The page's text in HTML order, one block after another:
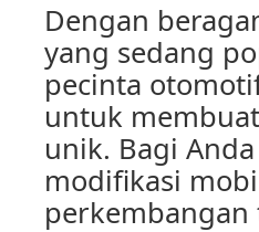
Dengan
yang sedang
pecinta
untuk
unik. Bagi
modifikasi